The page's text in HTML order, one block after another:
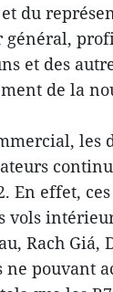
du
général,
et des
de la
les
En effet,
vols
Rach Giá,
ne pouvant